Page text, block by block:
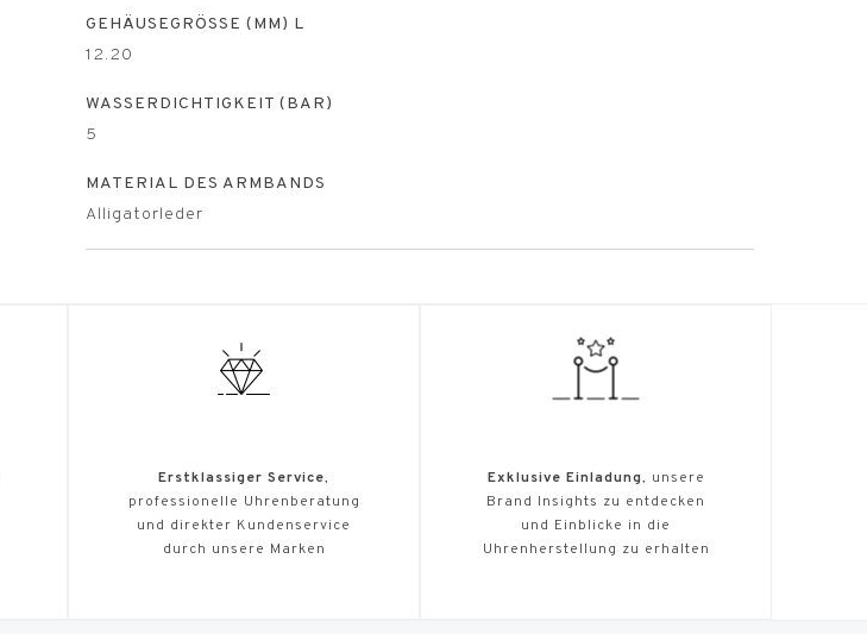
GEHÄUSEGRÖSSE (MM) L
12.20
WASSERDICHTIGKEIT (BAR)
5
MATERIAL DES ARMBANDS
Alligatorleder
Erstklassiger Service,
professionelle Uhrenberatung
und direkter Kundenservice
durch unsere Marken
Exklusive Einladung, unsere
Brand Insights zu entdecken
und Einblicke in die
Uhrenherstellung zu erhalten